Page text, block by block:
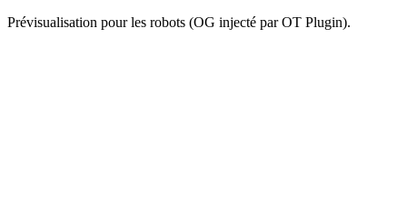
Prévisualisation pour les robots (OG injecté par OT Plugin).